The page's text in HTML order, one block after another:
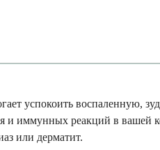
успокоить воспаленную,
иммунных реакций в вашей
или дерматит.